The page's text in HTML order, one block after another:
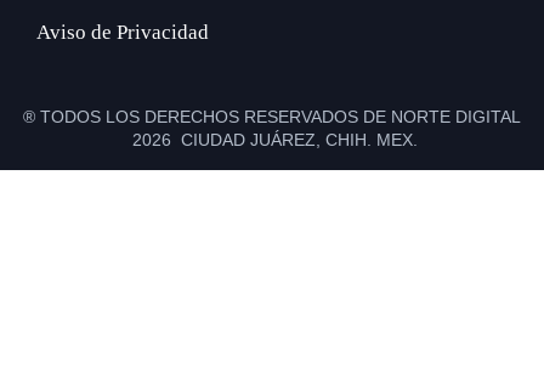
Aviso de Privacidad
® TODOS LOS DERECHOS RESERVADOS DE NORTE DIGITAL
2026 CIUDAD JUÁREZ, CHIH. MEX.